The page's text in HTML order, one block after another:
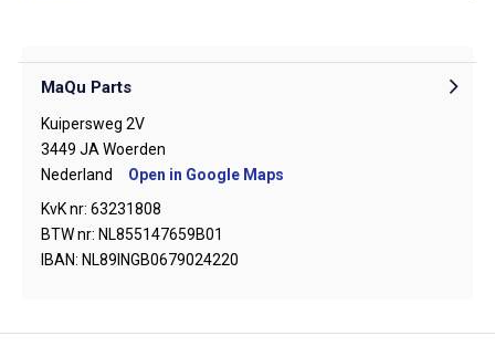
MaQu Parts
Kuipersweg 2V
3449 JA Woerden
Nederland
Open in Google Maps
KvK nr: 63231808
BTW nr: NL855147659B01
IBAN: NL89INGB0679024220